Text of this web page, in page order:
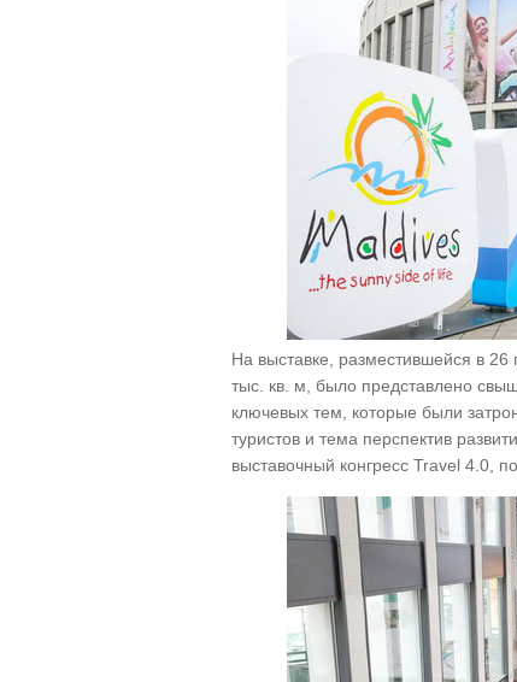
На выставке, разместившейся в
тыс. кв. м, было представлено
ключевых тем, которые были
туристов и тема перспектив
выставочный конгресс Travel 4.0,